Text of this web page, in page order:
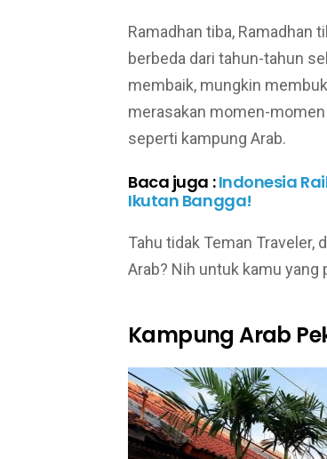
Ramadhan tiba, Ramadhan
berbeda dari tahun-tahun
membaik, mungkin
merasakan momen-
seperti kampung Arab.
Baca juga :Indonesia
Ikutan Bangga!
Tahu tidak Teman Traveler,
Arab? Nih untuk kamu yang
Kampung Arab